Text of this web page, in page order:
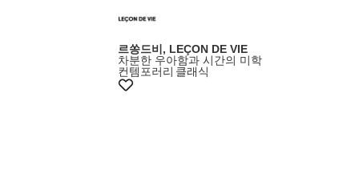
르쏭드비, LEÇON DE VIE
차분한 우아함과 시간의 미학
컨템포러리 클래식